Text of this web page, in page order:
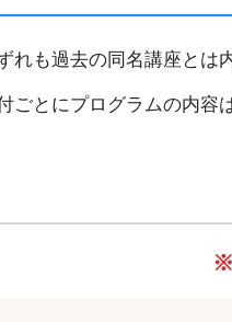
れも過去の同名講座とは
ごとにプログラムの内容
※